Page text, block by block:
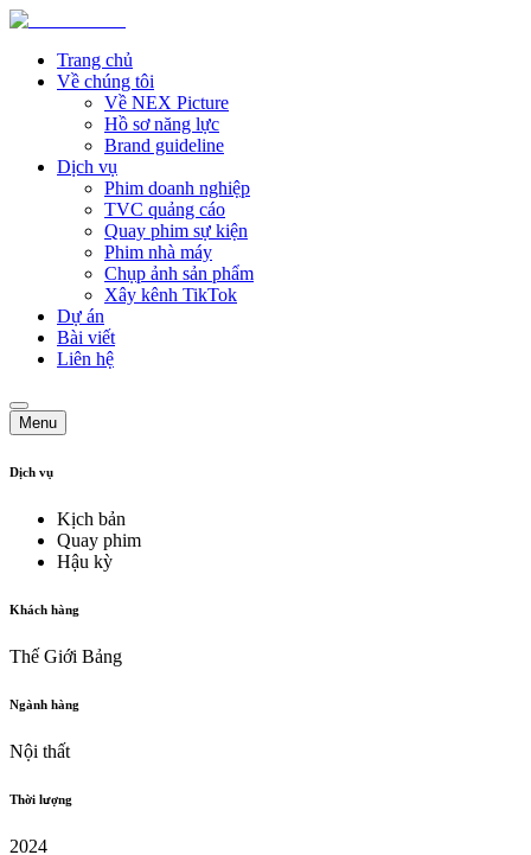
Trang chủ
Về chúng tôi
Về NEX Picture
Hồ sơ năng lực
Brand guideline
Dịch vụ
Phim doanh nghiệp
TVC quảng cáo
Quay phim sự kiện
Phim nhà máy
Chụp ảnh sản phẩm
Xây kênh TikTok
Dự án
Bài viết
Liên hệ
Menu
Dịch vụ
Kịch bản
Quay phim
Hậu kỳ
Khách hàng
Thế Giới Bảng
Ngành hàng
Nội thất
Thời lượng
2024